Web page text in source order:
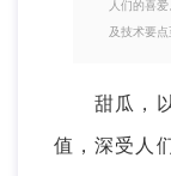
人们的喜
及技术要点
甜瓜，以
值，深受人